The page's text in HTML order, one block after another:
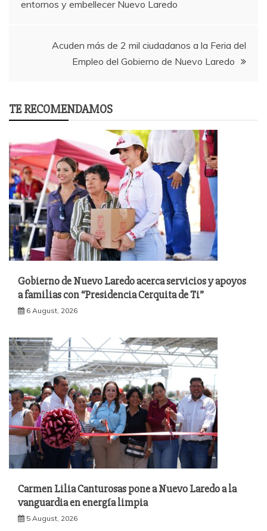
entornos y embellecer Nuevo Laredo
Acuden más de 2 mil ciudadanos a la Feria del
Empleo del Gobierno de Nuevo Laredo
TE RECOMENDAMOS
Gobierno de Nuevo Laredo acerca servicios y apoyos
a familias con “Presidencia Cerquita de Ti”
6 August, 2026
Carmen Lilia Canturosas pone a Nuevo Laredo a la
vanguardia en energía limpia
5 August, 2026